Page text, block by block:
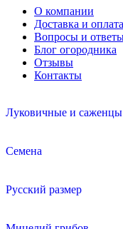
О компании
Доставка и оплата
Вопросы и
Блог огородника
Отзывы
Контакты
Луковичные и саженцы
Семена
Русский размер